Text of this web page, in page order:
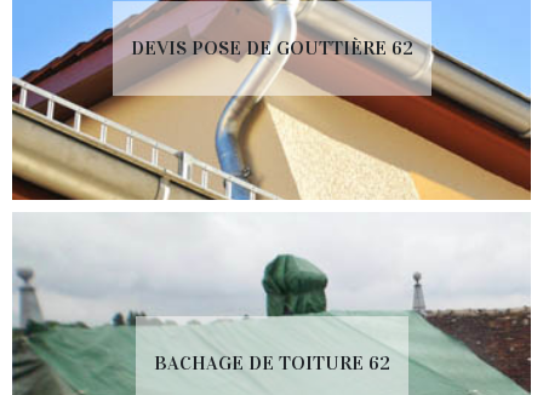
DEVIS POSE DE GOUTTIÈRE 62
BACHAGE DE TOITURE 62